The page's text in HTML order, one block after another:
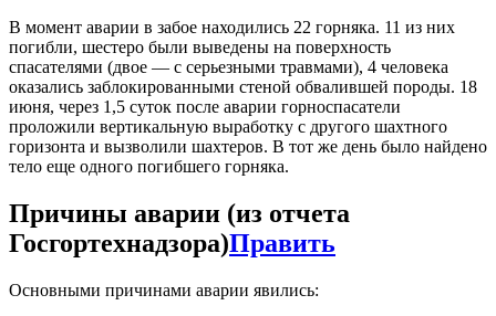
В момент аварии в забое находились 22 горняка. 11 из них
погибли, шестеро были выведены на поверхность
спасателями (двое — с серьезными травмами), 4 человека
оказались заблокированными стеной обвалившей породы. 18
июня, через 1,5 суток после аварии горноспасатели
проложили вертикальную выработку с другого шахтного
горизонта и вызволили шахтеров. В тот же день было найдено
тело еще одного погибшего горняка.
Причины аварии (из отчета
Госгортехнадзора)Править
Основными причинами аварии явились: